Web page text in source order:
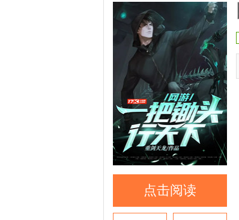
点击阅读